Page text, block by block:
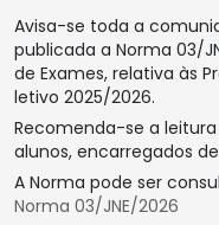
Avisa-se toda a
publicada a Norma 03/
de Exames, relativa às
letivo 2025/2026.
Recomenda-se a
alunos, encarregados
A Norma pode ser
Norma 03/JNE/2026